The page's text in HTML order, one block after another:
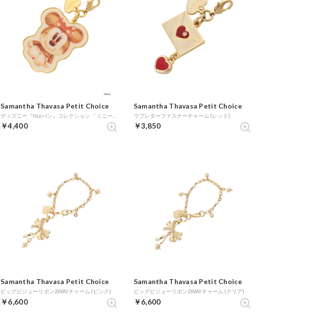
Samantha Thavasa Petit Choice
￥4,400
Samantha Thavasa Petit Choice
ラブレターファスナーチャーム (レッド)
￥3,850
Samantha Thavasa Petit Choice
ビッグビジューリボン2WAYチャーム (ピンク)
￥6,600
Samantha Thavasa Petit Choice
ビッグビジューリボン2WAYチャーム (クリア)
￥6,600